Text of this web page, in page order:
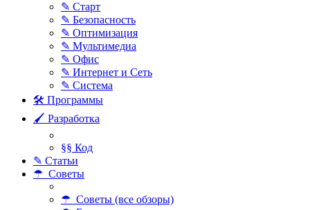
✎ Старт
✎ Безопасность
✎ Оптимизация
✎ Мультимедиа
✎ Офис
✎ Интернет и Сеть
✎ Система
🛠 Программы
🖌 Разработка
§§ Код
✎ Статьи
☂ Советы
☂ Советы (все обзоры)